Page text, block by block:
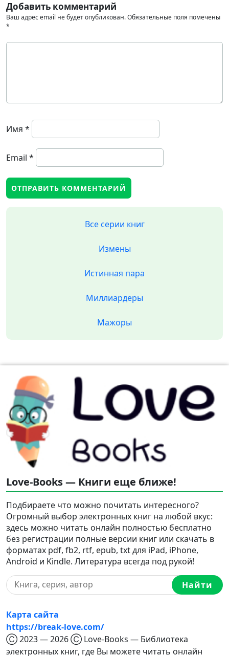
Добавить комментарий
Ваш адрес email не будет опубликован.Обязательные поля помечены
*
Имя *
Email *
Все серии книг
Измены
Истинная пара
Миллиардеры
Мажоры
Love-Books — Книги еще ближе!
Подбираете что можно почитать интересного?
Огромный выбор электронных книг на любой вкус:
здесь можно читать онлайн полностью бесплатно
без регистрации полные версии книг или скачать в
форматах pdf, fb2, rtf, epub, txt для iPad, iPhone,
Android и Kindle. Литература всегда под рукой!
Найти
Карта сайта
https://break-love.com/
Ⓒ 2023 — 2026 Ⓒ Love-Books — Библиотека
электронных книг, где Вы можете читать онлайн